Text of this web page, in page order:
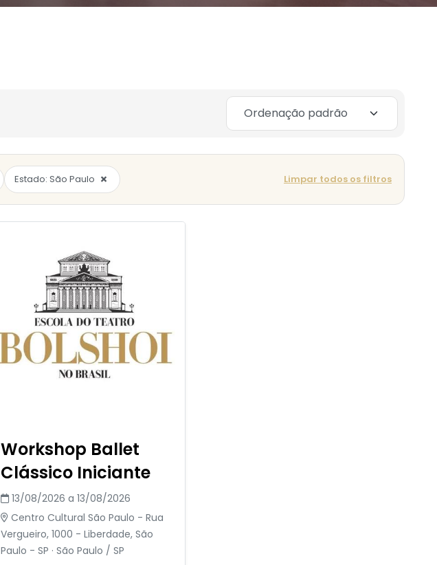
Estado: São Paulo × Limpar todos os filtros
Workshop Ballet
Clássico Iniciante
13/08/2026 a 13/08/2026
Centro Cultural São Paulo - Rua
Vergueiro, 1000 - Liberdade, São
Paulo - SP · São Paulo / SP